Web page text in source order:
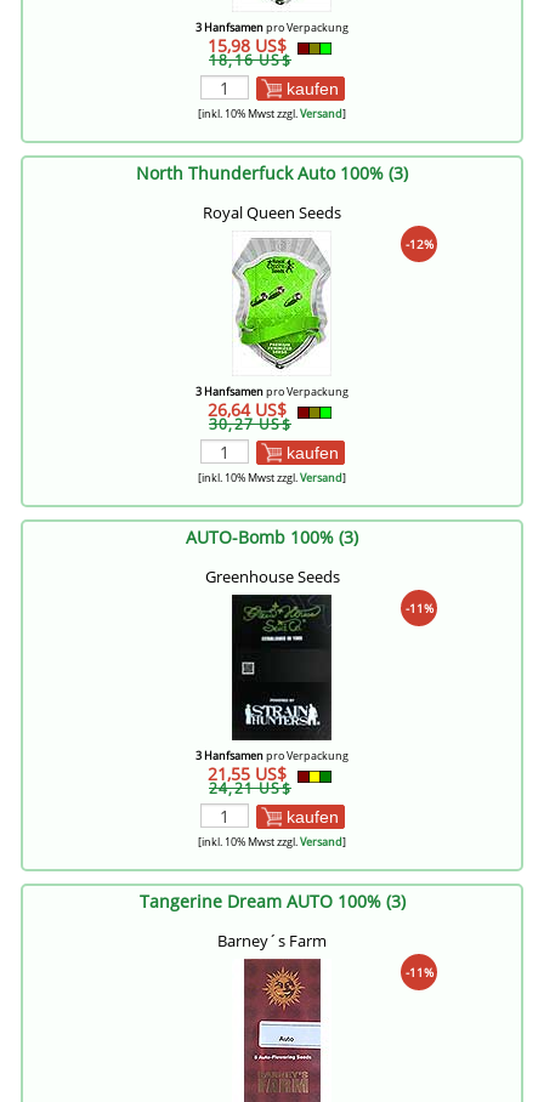
3 Hanfsamenpro Verpackung
15,98 US$
18,16 US$
kaufen
[inkl. 10% Mwst zzgl.Versand]
North Thunderfuck Auto 100% (3)
Royal Queen Seeds
-12%
3 Hanfsamenpro Verpackung
26,64 US$
30,27 US$
kaufen
[inkl. 10% Mwst zzgl.Versand]
AUTO-Bomb 100% (3)
Greenhouse Seeds
-11%
3 Hanfsamenpro Verpackung
21,55 US$
24,21 US$
kaufen
[inkl. 10% Mwst zzgl.Versand]
Tangerine Dream AUTO 100% (3)
Barney´s Farm
-11%